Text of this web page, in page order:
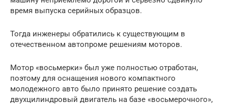
время выпуска серийных образцов.
Тогда инженеры обратились к существующим в
отечественном автопроме решениям моторов.
Мотор «восьмерки» был уже полностью отработан,
поэтому для оснащения нового компактного
молодежного авто было принято решение создать
двухцилиндровый двигатель на базе «восьмерочного»,